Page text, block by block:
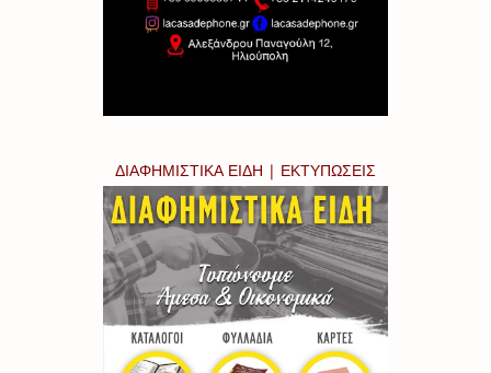
ΔΙΑΦΗΜΙΣΤΙΚΑ ΕΙΔΗ | ΕΚΤΥΠΩΣΕΙΣ